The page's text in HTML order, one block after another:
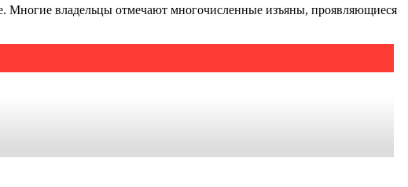
Многие владельцы отмечают многочисленные изъяны, проявляющиеся